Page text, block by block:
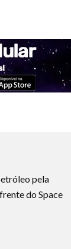
pela
do Space